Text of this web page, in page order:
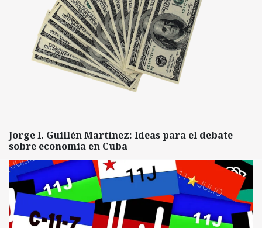
Jorge I. Guillén Martínez: Ideas para el debate
sobre economía en Cuba